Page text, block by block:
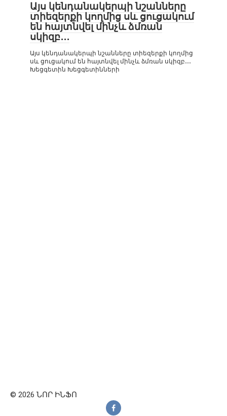
Այս կենդանակերպի նշանները
տիեզերքի կողմից սև ցուցակում
են հայտնվել մինչև ձմռան
սկիզբ․․․
Այս կենդանակերպի նշանները տիեզերքի կողմից
սև ցուցակում են հայտնվել մինչև ձմռան սկիզբ․․․
Խեցգետին Խեցգետինների
© 2026 ՆՈՐ ԻՆՖՈ